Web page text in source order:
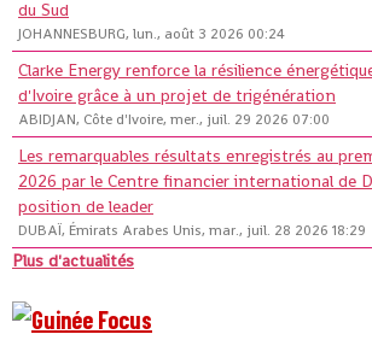
du Sud
JOHANNESBURG, lun., août 3 2026 00:24
Clarke Energy renforce la résilience
d'Ivoire grâce à un projet de trigénération
ABIDJAN, Côte d'Ivoire, mer., juil. 29 2026 07:00
Les remarquables résultats enregistrés au
2026 par le Centre financier international de
position de leader
DUBAÏ, Émirats Arabes Unis, mar., juil. 28 2026 18:29
Plus d'actualités